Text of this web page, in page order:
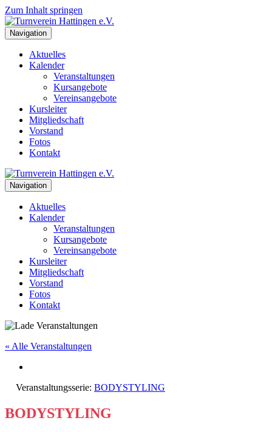
Zum Inhalt springen
Navigation
Aktuelles
Kalender
Veranstaltungen
Kursangebote
Vereinsangebote
Kursleiter
Mitgliedschaft
Vorstand
Fotos
Kontakt
Navigation
Aktuelles
Kalender
Veranstaltungen
Kursangebote
Vereinsangebote
Kursleiter
Mitgliedschaft
Vorstand
Fotos
Kontakt
« Alle Veranstaltungen
Veranstaltungsserie: BODYSTYLING
BODYSTYLING